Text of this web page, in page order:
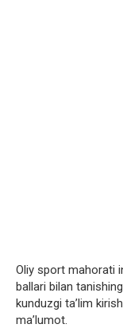
Oliy sport mahorati
ballari bilan
kunduzgi ta’lim
ma’lumot.